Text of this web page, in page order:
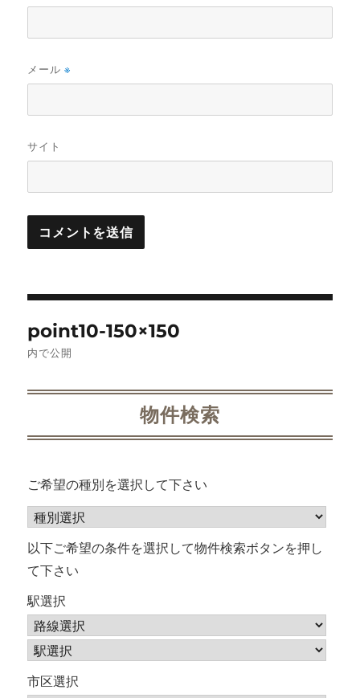
メール※
サイト
稿
ー
シ
ョ
ン
point10-150×150
内で公開
物件検索
ご希望の種別を選択して下さい
以下ご希望の条件を選択して物件検索ボタンを押し
て下さい
駅選択
市区選択